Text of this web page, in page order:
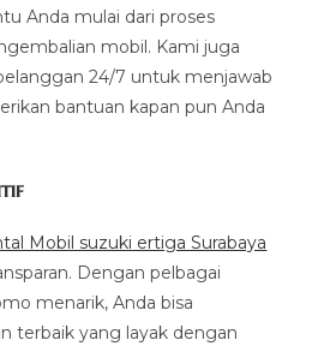
Anda mulai dari proses
mobil. Kami juga
24/7 untuk menjawab
bantuan kapan pun Anda
Mobil suzuki ertiga Surabaya
Dengan pelbagai
menarik, Anda bisa
terbaik yang layak dengan